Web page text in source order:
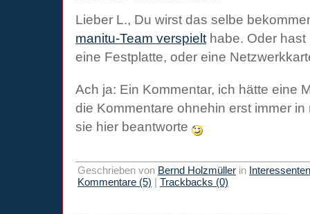
Lieber L., Du wirst das selbe
manitu-Team verspielt habe. Oder
eine Festplatte, oder eine
Ach ja: Ein Kommentar, ich hätte eine
die Kommentare ohnehin erst immer
sie hier beantworte
Geschrieben von Bernd Holzmüller in
Kommentare (5) | Trackbacks (0)